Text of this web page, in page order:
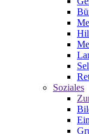
Soziales